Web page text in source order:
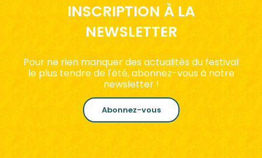
INSCRIPTION À LA
NEWSLETTER
Pour ne rien manquer des actualités du festival
le plus tendre de l'été, abonnez-vous à notre
newsletter !
Abonnez-vous